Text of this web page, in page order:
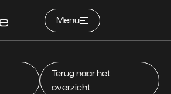
Menu
Home
Terug naar het
overzicht